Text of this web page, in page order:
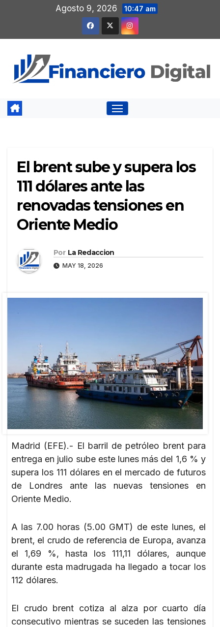
contenido
Agosto 9, 2026 10:47 am
El brent sube y supera los
111 dólares ante las
renovadas tensiones en
Oriente Medio
Por La Redaccion
MAY 18, 2026
Madrid (EFE).- El barril de petróleo brent para
entrega en julio sube este lunes más del 1,6 % y
supera los 111 dólares en el mercado de futuros
de Londres ante las nuevas tensiones en
Oriente Medio.
A las 7.00 horas (5.00 GMT) de este lunes, el
brent, el crudo de referencia de Europa, avanza
el 1,69 %, hasta los 111,11 dólares, aunque
durante esta madrugada ha llegado a tocar los
112 dólares.
El crudo brent cotiza al alza por cuarto día
consecutivo mientras se suceden las tensiones